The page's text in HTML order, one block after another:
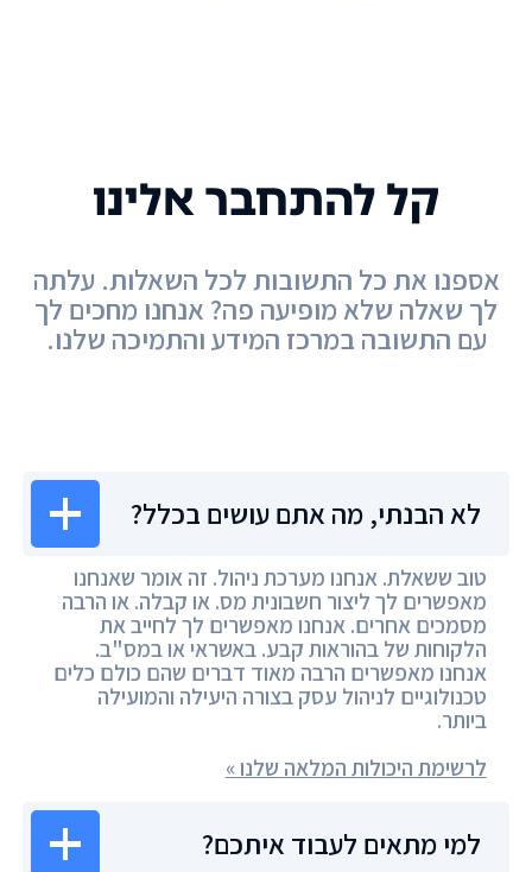
לא הבנתי, מה אתם עושים בכלל?
טוב ששאלת. אנחנו מערכת ניהול. זה אומר שאנחנו
מאפשרים לך ליצור חשבונית מס. או קבלה. או הרבה
מסמכים אחרים. אנחנו מאפשרים לך לחייב את
הלקוחות של בהוראות קבע. באשראי או במס"ב.
אנחנו מאפשרים הרבה מאוד דברים שהם כולם כלים
טכנולוגיים לניהול עסק בצורה היעילה והמועילה
ביותר.
לרשימת היכולות המלאה שלנו »
למי מתאים לעבוד איתכם?
קל להתחבר אלינו
אספנו את כל התשובות לכל השאלות. עלתה
לך שאלה שלא מופיעה פה? אנחנו מחכים לך
עם התשובה במרכז המידע והתמיכה שלנו.